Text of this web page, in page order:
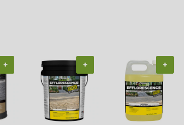
+ + +